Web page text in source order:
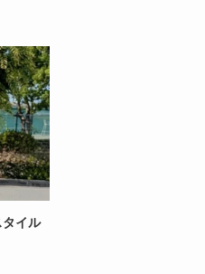
イル